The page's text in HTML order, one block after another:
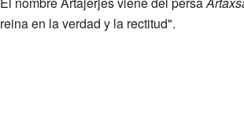
reina en la verdad y la rectitud".